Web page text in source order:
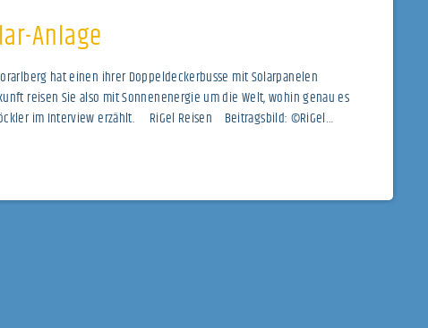
Anlage
hat einen ihrer Doppeldeckerbusse mit Solarpanelen
reisen Sie also mit Sonnenenergie um die Welt, wohin genau es
im Interview erzählt. RiGel Reisen Beitragsbild: ©RiGel